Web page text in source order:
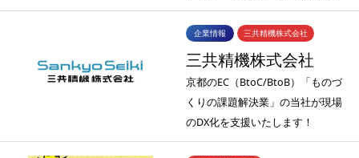
企業情報 三共精機株式会社
三共精機株式会社
京都のEC（BtoC/BtoB）「ものづ
くりの課題解決業」の当社が現場
のDX化を支援いたします！